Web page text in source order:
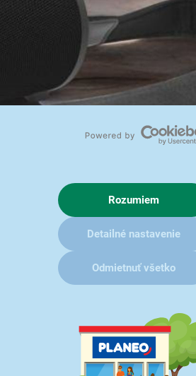
Rozumiem
Detailné nastavenie
Odmietnuť všetko